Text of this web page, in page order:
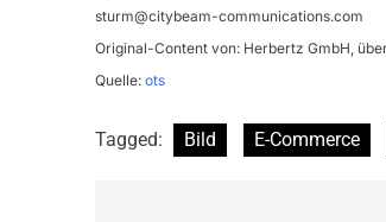
sturm@citybeam-communications.com
Original-Content von: Herbertz GmbH,
Quelle: ots
Tagged: Bild E-Commerce